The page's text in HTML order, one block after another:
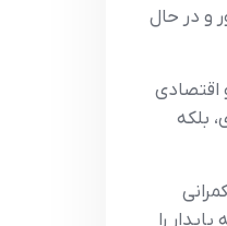
و در حال
اقتصادی
بلکه
را